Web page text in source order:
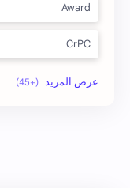
Award
CrPC
Forest